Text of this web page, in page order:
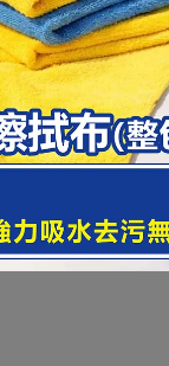
/ 售後服務 / 連絡我